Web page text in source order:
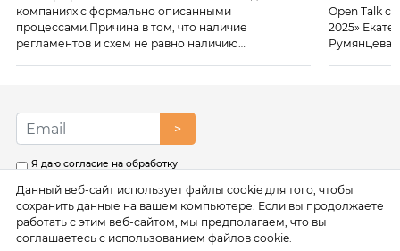
компаниях с формально описанными
процессами.Причина в том, что наличие
регламентов и схем не равно наличию
руководитель проектов, платформа «Сфера», ИТ-
Холдинг T1, владелец продукта
по ИТ — […]
Open Talk
2025»
Румянцева
>
Я даю согласие на обработку
соответствии с условиями
Политики обработки
персональных данных
Данный веб-сайт использует файлы cookie для того, чтобы
сохранить данные на вашем компьютере. Если вы продолжаете
работать с этим веб-сайтом, мы предполагаем, что вы
соглашаетесь с использованием файлов cookie.